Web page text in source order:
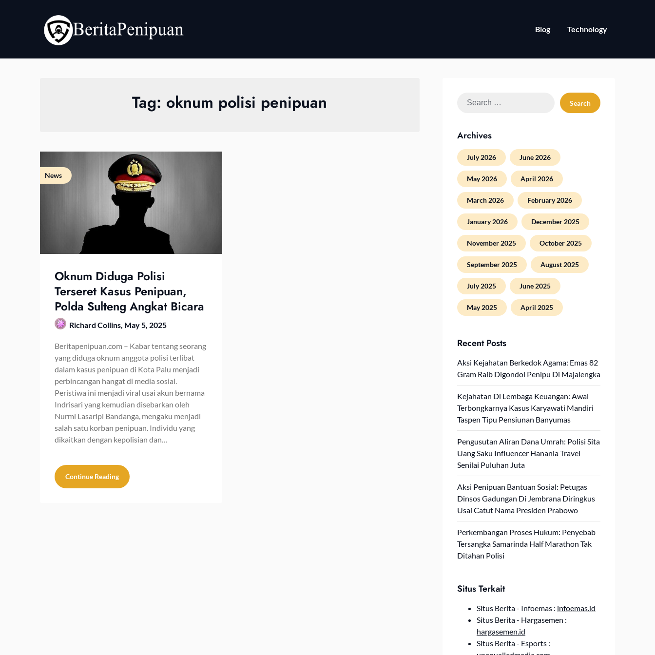
Blog Technology
Tag: oknum polisi penipuan
News
Oknum Diduga Polisi
Terseret Kasus Penipuan,
Polda Sulteng Angkat Bicara
Richard Collins, May 5, 2025
Beritapenipuan.com – Kabar tentang seorang
yang diduga oknum anggota polisi terlibat
dalam kasus penipuan di Kota Palu menjadi
perbincangan hangat di media sosial.
Peristiwa ini menjadi viral usai akun bernama
Indrisari yang kemudian disebarkan oleh
Nurmi Lasaripi Bandanga, mengaku menjadi
salah satu korban penipuan. Individu yang
dikaitkan dengan kepolisian dan…
Continue Reading
Search
Archives
July 2026 June 2026
May 2026 April 2026
March 2026 February 2026
January 2026 December 2025
November 2025 October 2025
September 2025 August 2025
July 2025 June 2025
May 2025 April 2025
Recent Posts
Aksi Kejahatan Berkedok Agama: Emas 82
Gram Raib Digondol Penipu Di Majalengka
Kejahatan Di Lembaga Keuangan: Awal
Terbongkarnya Kasus Karyawati Mandiri
Taspen Tipu Pensiunan Banyumas
Pengusutan Aliran Dana Umrah: Polisi Sita
Uang Saku Influencer Hanania Travel
Senilai Puluhan Juta
Aksi Penipuan Bantuan Sosial: Petugas
Dinsos Gadungan Di Jembrana Diringkus
Usai Catut Nama Presiden Prabowo
Perkembangan Proses Hukum: Penyebab
Tersangka Samarinda Half Marathon Tak
Ditahan Polisi
Situs Terkait
Situs Berita - Infoemas : infoemas.id
Situs Berita - Hargasemen :
hargasemen.id
Situs Berita - Esports :